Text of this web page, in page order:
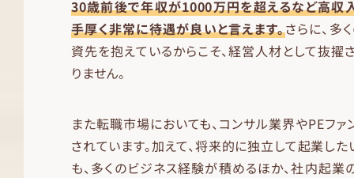
30歳前後で年収が1000万円を超えるなど高収
手厚く非常に待遇が良いと言えます。さらに、多
資先を抱えているからこそ、経営人材として抜擢
りません。
また転職市場においても、コンサル業界やPEファ
されています。加えて、将来的に独立して起業し
も、多くのビジネス経験が積めるほか、社内起業